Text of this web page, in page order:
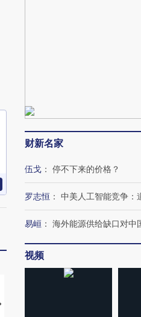
马航飞行员跨国走私7万
财新名家
伍戈 ： 停不下来的价格？
罗志恒 ： 中美人工智能竞争：
易峘 ： 海外能源供给缺口对中
视频